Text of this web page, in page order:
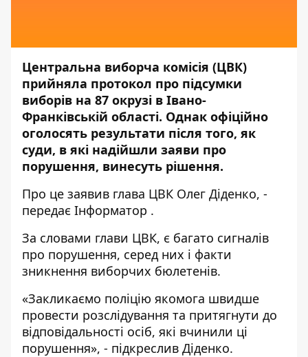
Центральна виборча комісія (ЦВК)
прийняла протокол про підсумки
виборів на 87 окрузі в Івано-
Франківській області. Однак офіційно
оголосять результати після того, як
суди, в які надійшли заяви про
порушення, винесуть рішення.
Про це заявив глава ЦВК Олег Діденко, -
передає Інформатор .
За словами глави ЦВК, є багато сигналів
про порушення, серед них і факти
зникнення виборчих бюлетенів.
«Закликаємо поліцію якомога швидше
провести розслідування та притягнути до
відповідальності осіб, які вчинили ці
порушення», - підкреслив Діденко.